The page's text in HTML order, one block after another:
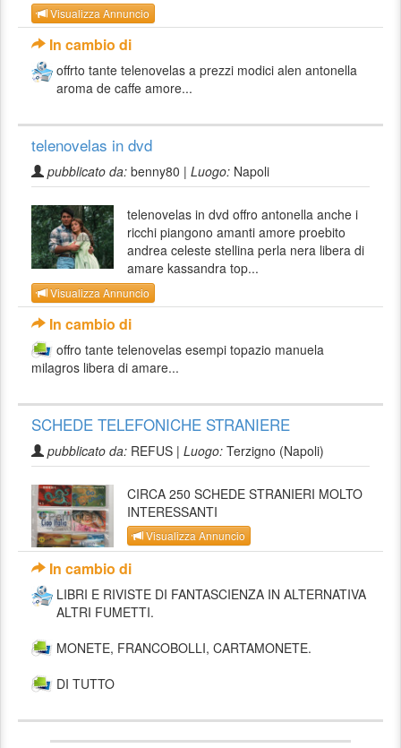
Visualizza Annuncio
In cambio di
offrto tante telenovelas a prezzi modici alen antonella
aroma de caffe amore...
telenovelas in dvd
pubblicato da: benny80 | Luogo: Napoli
telenovelas in dvd offro antonella anche i
ricchi piangono amanti amore proebito
andrea celeste stellina perla nera libera di
amare kassandra top...
Visualizza Annuncio
In cambio di
offro tante telenovelas esempi topazio manuela
milagros libera di amare...
SCHEDE TELEFONICHE STRANIERE
pubblicato da: REFUS | Luogo: Terzigno (Napoli)
CIRCA 250 SCHEDE STRANIERI MOLTO
INTERESSANTI
Visualizza Annuncio
In cambio di
LIBRI E RIVISTE DI FANTASCIENZA IN ALTERNATIVA
ALTRI FUMETTI.
MONETE, FRANCOBOLLI, CARTAMONETE.
DI TUTTO